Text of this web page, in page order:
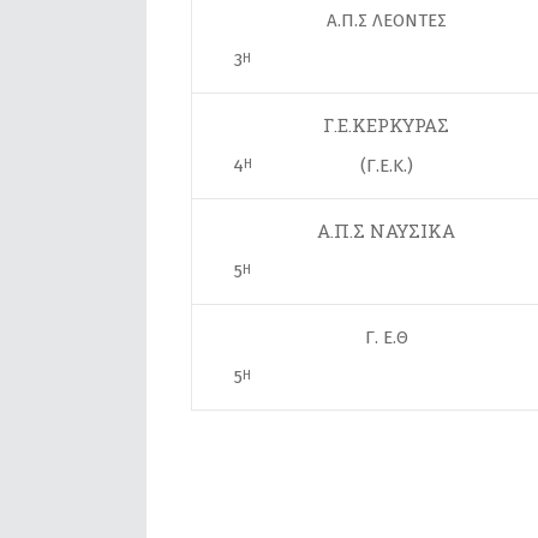
3Η
Α.Π.Σ ΛΕΟΝΤΕΣ
4Η
Γ.Ε.ΚΕΡΚΥΡΑΣ
(Γ.Ε.Κ.)
5Η
Α.Π.Σ ΝΑΥΣΙΚΑ
5Η
Γ. Ε.Θ